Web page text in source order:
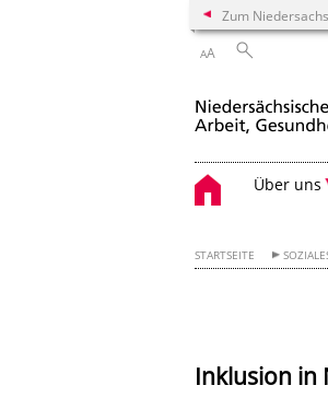
Zum
AA
Über uns
STARTSEITE
Inklusion in